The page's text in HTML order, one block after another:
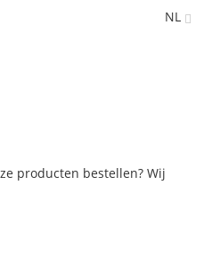
NL
producten bestellen? Wij